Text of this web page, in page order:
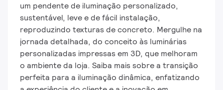
um pendente de iluminação personalizado,
sustentável, leve e de fácil instalação,
reproduzindo texturas de concreto. Mergulhe na
jornada detalhada, do conceito às luminárias
personalizadas impressas em 3D, que melhoram
o ambiente da loja. Saiba mais sobre a transição
perfeita para a iluminação dinâmica, enfatizando